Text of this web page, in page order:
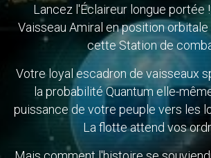
Lancez l'Éclaireur longue portée
Vaisseau Amiral en position
cette Station de
Votre loyal escadron de vaisseaux
la probabilité Quantum elle-
puissance de votre peuple vers les
La flotte attend vos